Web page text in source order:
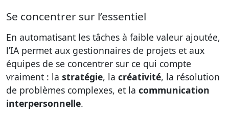
Se concentrer sur l’essentiel
En automatisant les tâches à faible valeur ajoutée,
l’IA permet aux gestionnaires de projets et aux
équipes de se concentrer sur ce qui compte
vraiment : la stratégie, la créativité, la résolution
de problèmes complexes, et la communication
interpersonnelle.